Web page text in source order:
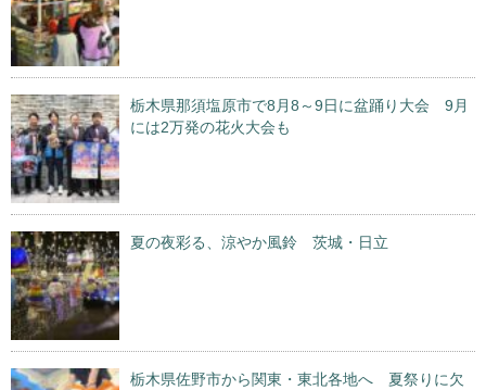
栃木県那須塩原市で8月8～9日に盆踊り大会 9月
には2万発の花火大会も
夏の夜彩る、涼やか風鈴 茨城・日立
栃木県佐野市から関東・東北各地へ 夏祭りに欠